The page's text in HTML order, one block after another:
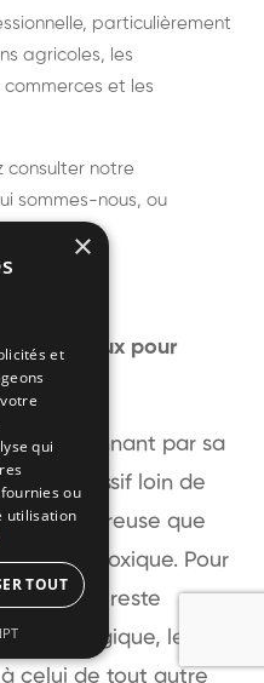
particulièrement
agricoles, les
et les
consulter notre
sommes-nous, ou
dangereux pour
par sa
agressif loin de
douloureuse que
plus toxique. Pour
elle reste
allergique, le
celui de tout autre
×
et
qui
ou
utilisation
TOUT